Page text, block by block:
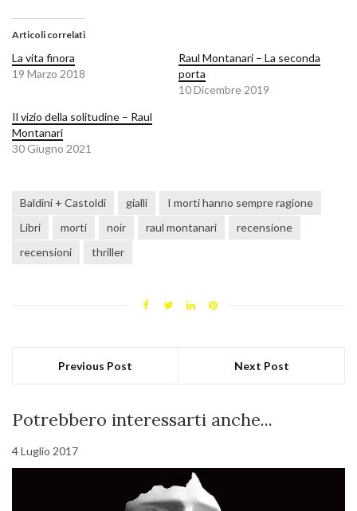
Articoli correlati
La vita finora
19 Marzo 2018
Raul Montanari – La seconda
porta
10 Dicembre 2019
Il vizio della solitudine – Raul
Montanari
30 Giugno 2021
Baldini + Castoldi gialli
I morti hanno sempre ragione
Libri
morti noir raul montanari
recensione
recensioni
thriller
Previous Post Next Post
Potrebbero interessarti anche...
4 Luglio 2017